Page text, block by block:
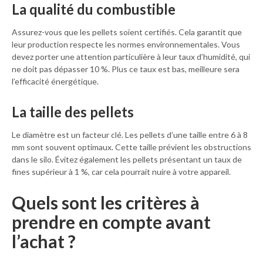
La qualité du combustible
Assurez-vous que les pellets soient certifiés. Cela garantit que
leur production respecte les normes environnementales. Vous
devez porter une attention particulière à leur taux d’humidité, qui
ne doit pas dépasser 10 %. Plus ce taux est bas, meilleure sera
l’efficacité énergétique.
La taille des pellets
Le diamètre est un facteur clé. Les pellets d’une taille entre 6 à 8
mm sont souvent optimaux. Cette taille prévient les obstructions
dans le silo. Évitez également les pellets présentant un taux de
fines supérieur à 1 %, car cela pourrait nuire à votre appareil.
Quels sont les critères à
prendre en compte avant
l’achat ?